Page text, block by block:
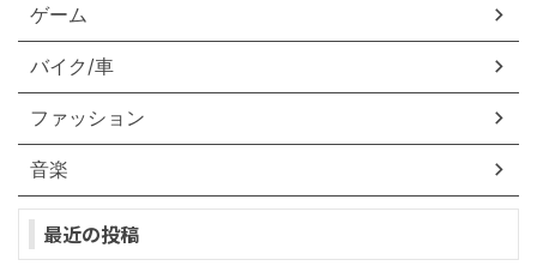
ゲーム
バイク/車
ファッション
音楽
最近の投稿